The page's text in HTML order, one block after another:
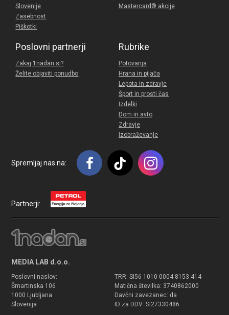
Slovenije
Zasebnost
Piškotki
Mastercard® akcije
Poslovni partnerji
Zakaj 1nadan.si?
Želite objaviti ponudbo
Rubrike
Potovanja
Hrana in pijača
Lepota in zdravje
Šport in prosti čas
Izdelki
Dom in avto
Zdravje
Izobraževanje
Spremljaj nas na:
Partnerji:
MEDIA LAB d.o.o.
Poslovni naslov:
Šmartinska 106
1000 Ljubljana
Slovenija
TRR: SI56 1010 0004 8153 414
Matična številka: 3740862000
Davčni zavezanec: da
ID za DDV: SI27330486